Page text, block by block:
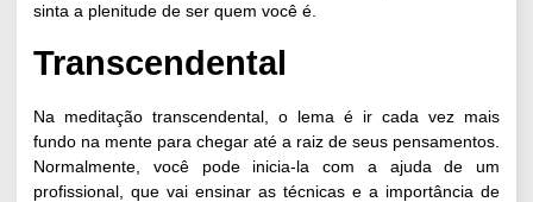
sinta a plenitude de ser quem você é.
Transcendental
Na meditação transcendental, o lema é ir cada vez mais
fundo na mente para chegar até a raiz de seus pensamentos.
Normalmente, você pode inicia-la com a ajuda de um
profissional, que vai ensinar as técnicas e a importância de